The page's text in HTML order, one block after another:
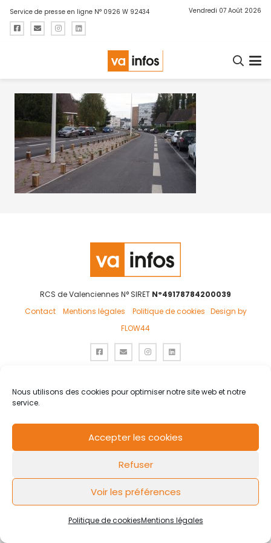
Nous utilisons des cookies pour optimiser notre site web et notre
service.
Accepter les cookies
Refuser
Voir les préférences
Politique de cookiesMentions légales
Service de presse en ligne N° 0926 W 92434 Vendredi 07 Août 2026
RCS de Valenciennes N° SIRET N°49178784200039
Contact
Mentions légales Politique de cookies Design by
FLOW44